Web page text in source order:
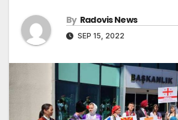
By Radovis News
SEP 15, 2022